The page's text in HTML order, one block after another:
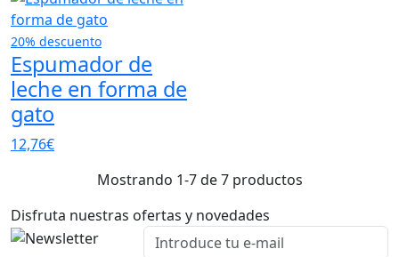
20% descuento
Espumador de
leche en forma de
gato
12,76€
Mostrando 1-7 de 7 productos
Disfruta nuestras ofertas y novedades